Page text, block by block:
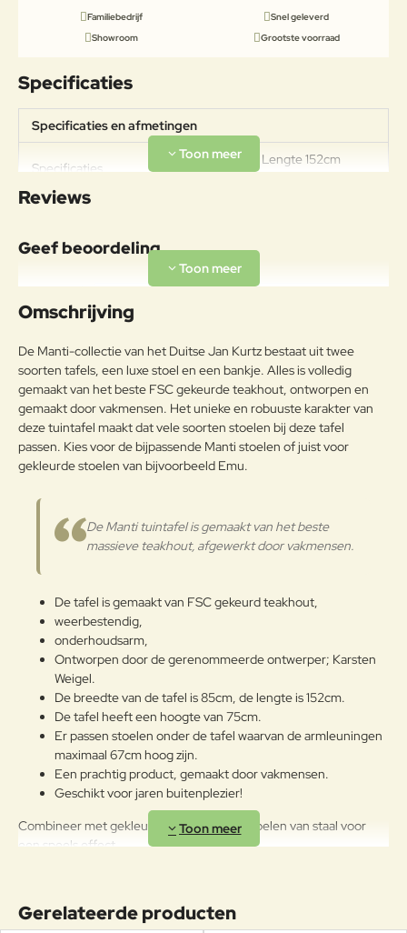
Familiebedrijf
Snel geleverd
Showroom
Grootste voorraad
Specificaties
Specificaties en afmetingen
Specificaties
Breedte 85cm Lengte 152cm
buitenmeubilair met een exotische
en tijdloze uitstraling. Teak is een
geschilderd hoeft te worden. Als
het geen beschermende
behandeling krijgt, verandert het
oppervlak in een zilvergrijze
afwerking, de natuurlijke
bescherming van het interne deel
van het hout, dat wordt
Het teak dat voor Jan Kurtz-
producten wordt gebruikt, is
FSC®-gecertificeerd.
hebben van het ene product tot
componenten van hetzelfde
product. Bij plotselinge
veranderingen in temperatuur en
luchtvochtigheid kunnen
bovendien scheuren ontstaan. Als
het geen onderhoudsbehandeling
krijgt met de periodieke toepassing
van gewone en specifieke op olie
gebaseerde beschermende
verwijderd door licht te schuren en
Reviews
Geef beoordeling
Uw naam:
g:
Note:HTML-code wordt niet vertaald!
Waarderin
Verder
Omschrijving
De Manti-collectie van het Duitse Jan Kurtz bestaat uit twee
soorten tafels, een luxe stoel en een bankje. Alles is volledig
gemaakt van het beste FSC gekeurde teakhout, ontworpen en
gemaakt door vakmensen. Het unieke en robuuste karakter van
deze tuintafel maakt dat vele soorten stoelen bij deze tafel
passen. Kies voor de bijpassende Manti stoelen of juist voor
gekleurde stoelen van bijvoorbeeld Emu.
De Manti tuintafel is gemaakt van het beste
massieve teakhout, afgewerkt door vakmensen.
De tafel is gemaakt van FSC gekeurd teakhout,
weerbestendig,
onderhoudsarm,
Ontworpen door de gerenommeerde ontwerper; Karsten
Weigel.
De breedte van de tafel is 85cm, de lengte is 152cm.
De tafel heeft een hoogte van 75cm.
Er passen stoelen onder de tafel waarvan de armleuningen
maximaal 67cm hoog zijn.
Een prachtig product, gemaakt door vakmensen.
Geschikt voor jaren buitenplezier!
Combineer met gekleurde aluminium of stoelen van staal voor
een speels effect.
Kom de Manti collectie uitproberen in onze
showroom! Wij adviseren u graag.
Gerelateerde producten